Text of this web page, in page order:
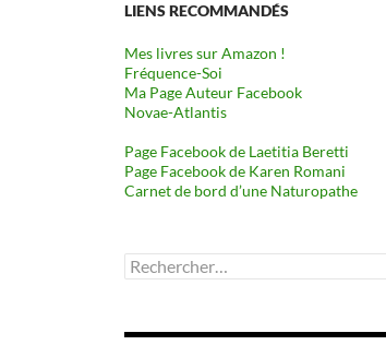
LIENS RECOMMANDÉS
Mes livres sur Amazon !
Fréquence-Soi
Ma Page Auteur Facebook
Novae-Atlantis
Page Facebook de Laetitia Beretti
Page Facebook de Karen Romani
Carnet de bord d’une Naturopathe
Rechercher :